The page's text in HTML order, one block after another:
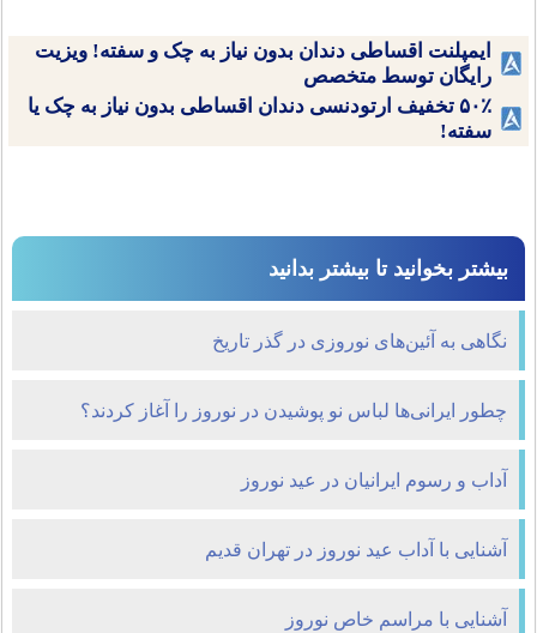
ایمپلنت اقساطی دندان بدون نیاز به چک و سفته! ویزیت
رایگان توسط متخصص
۵۰٪ تخفیف ارتودنسی دندان اقساطی بدون نیاز به چک یا
سفته!
بیشتر بخوانید تا بیشتر بدانید
نگاهی به آئین‌های نوروزی در گذر تاریخ
چطور ایرانی‌ها لباس نو پوشیدن در نوروز را آغاز کردند؟
آداب و رسوم ایرانیان در عید نوروز
آشنایی با آداب عید نوروز در تهران قدیم
آشنایی با مراسم‌ خاص نوروز